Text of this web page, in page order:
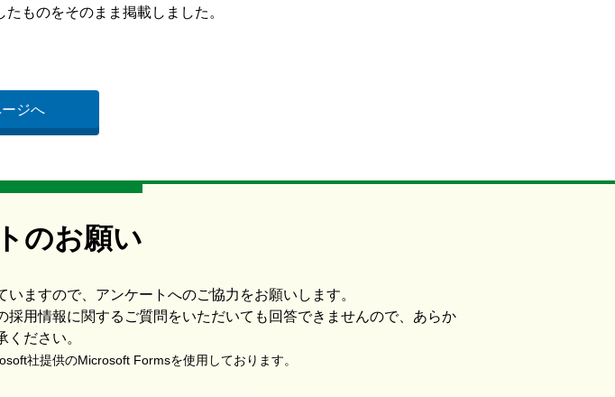
ものをそのまま掲載しました。
ジへ
のお願い
ますので、アンケートへのご協力をお願いします。
用情報に関するご質問をいただいても回答できませんので、あらか
ください。
社提供のMicrosoft Formsを使用しております。